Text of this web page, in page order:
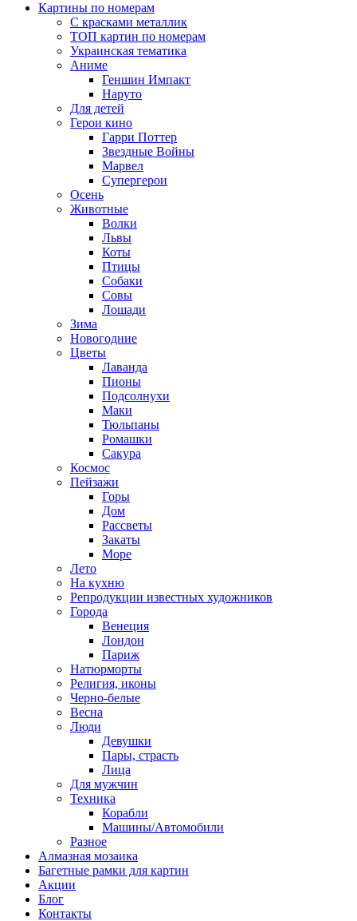
Картины по номерам
С красками металлик
ТОП картин по номерам
Украинская тематика
Аниме
Геншин Импакт
Наруто
Для детей
Герои кино
Гарри Поттер
Звездные Войны
Марвел
Супергерои
Осень
Животные
Волки
Львы
Коты
Птицы
Собаки
Совы
Лошади
Зима
Новогодние
Цветы
Лаванда
Пионы
Подсолнухи
Маки
Тюльпаны
Ромашки
Сакура
Космос
Пейзажи
Горы
Дом
Рассветы
Закаты
Море
Лето
На кухню
Репродукции известных художников
Города
Венеция
Лондон
Париж
Натюрморты
Религия, иконы
Черно-белые
Весна
Люди
Девушки
Пары, страсть
Лица
Для мужчин
Техника
Корабли
Машины/Автомобили
Разное
Алмазная мозаика
Багетные рамки для картин
Акции
Блог
Контакты